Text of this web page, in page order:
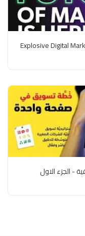
5 Explosive Digital
- الجزء الاول